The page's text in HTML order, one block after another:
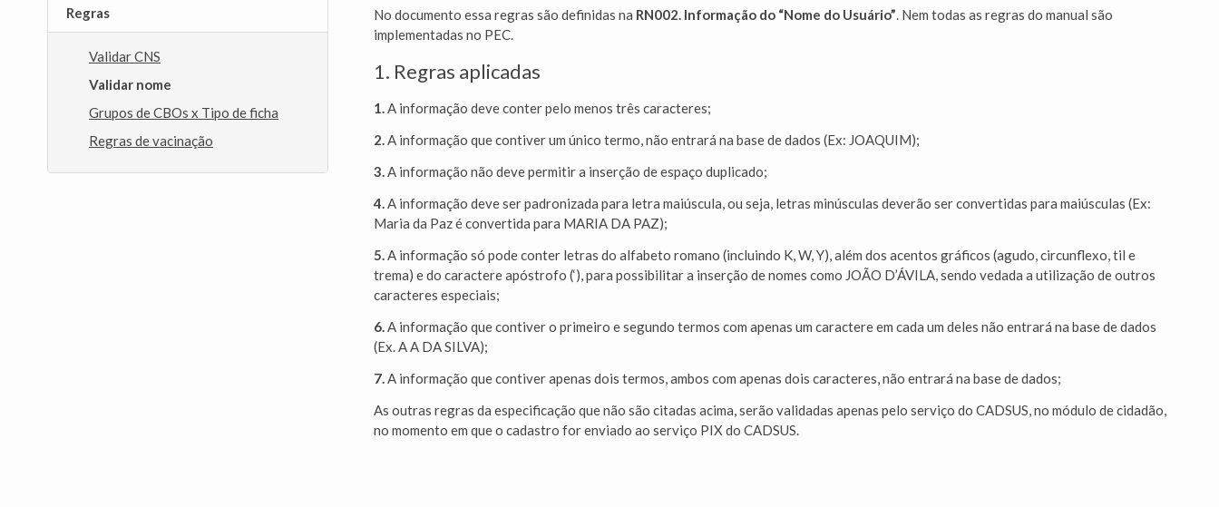
Regras
Validar CNS
Validar nome
Grupos de CBOs x Tipo de ficha
Regras de vacinação
No documento essa regras são definidas na RN002. Informação do “Nome do Usuário”. Nem todas as regras do manual são
implementadas no PEC.
1. Regras aplicadas
1.A informação deve conter pelo menos três caracteres;
2.A informação que contiver um único termo, não entrará na base de dados (Ex: JOAQUIM);
3.A informação não deve permitir a inserção de espaço duplicado;
4.A informação deve ser padronizada para letra maiúscula, ou seja, letras minúsculas deverão ser convertidas para maiúsculas (Ex:
Maria da Paz é convertida para MARIA DA PAZ);
5.A informação só pode conter letras do alfabeto romano (incluindo K, W, Y), além dos acentos gráficos (agudo, circunflexo, til e
trema) e do caractere apóstrofo (‘), para possibilitar a inserção de nomes como JOÃO D’ÁVILA, sendo vedada a utilização de outros
caracteres especiais;
6.A informação que contiver o primeiro e segundo termos com apenas um caractere em cada um deles não entrará na base de dados
(Ex. A A DA SILVA);
7.A informação que contiver apenas dois termos, ambos com apenas dois caracteres, não entrará na base de dados;
As outras regras da especificação que não são citadas acima, serão validadas apenas pelo serviço do CADSUS, no módulo de cidadão,
no momento em que o cadastro for enviado ao serviço PIX do CADSUS.